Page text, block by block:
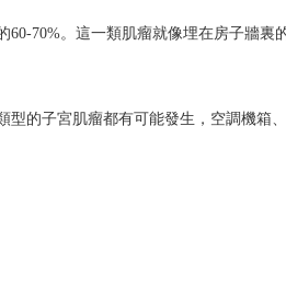
70%。這一類肌瘤就像埋在房子牆裏
的子宮肌瘤都有可能發生，空調機箱、